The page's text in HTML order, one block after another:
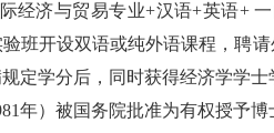
经济与贸易专业+汉语+英语+
班开设双语或纯外语课程，聘
定学分后，同时获得经济学学士
年）被国务院批准为有权授予